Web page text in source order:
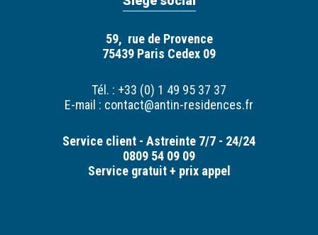
59, rue de Provence
75439 Paris Cedex 09
Tél. : +33 (0) 1 49 95 37 37
E-mail : contact@antin-residences.fr
Service client - Astreinte 7/7 - 24/24
0809 54 09 09
Service gratuit + prix appel